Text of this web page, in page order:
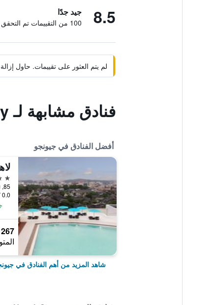
8.5 جيد جدًا
100 من التقييمات تم التحقق منها
لم يتم العثور على تقييمات. حاول
فنادق مشابهة لـ Jeonju Seosunya Hanok Stay
أفضل الفنادق في جيونجو
4 نجوم
85, Girin-Daero, Wansan-gu, جيونجو, كوريا الجنوبية
0.0 كيلومتر عن وسط المدينة
267 ﷼
شاهد المزيد من أهم الفنادق في